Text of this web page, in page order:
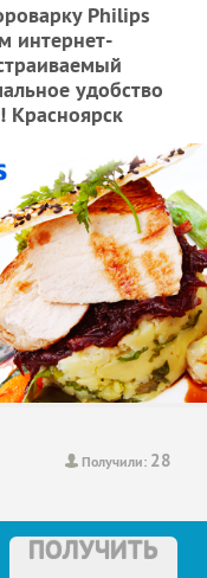
Philips
интернет-
удобство
Красноярск
Получили: 28
ПОЛУЧИТЬ